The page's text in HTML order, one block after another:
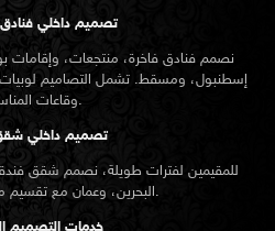
تصميم داخلي
نصمم فنادق فاخرة، منتجعات، وإقامات
إسطنبول، ومسقط. تشمل التصاميم لوبيات
وقاعات المناسبات.
تصميم داخلي
للمقيمين لفترات طويلة، نصمم شقق
البحرين، وعمان مع تقسيم مرن وخامات مريحة.